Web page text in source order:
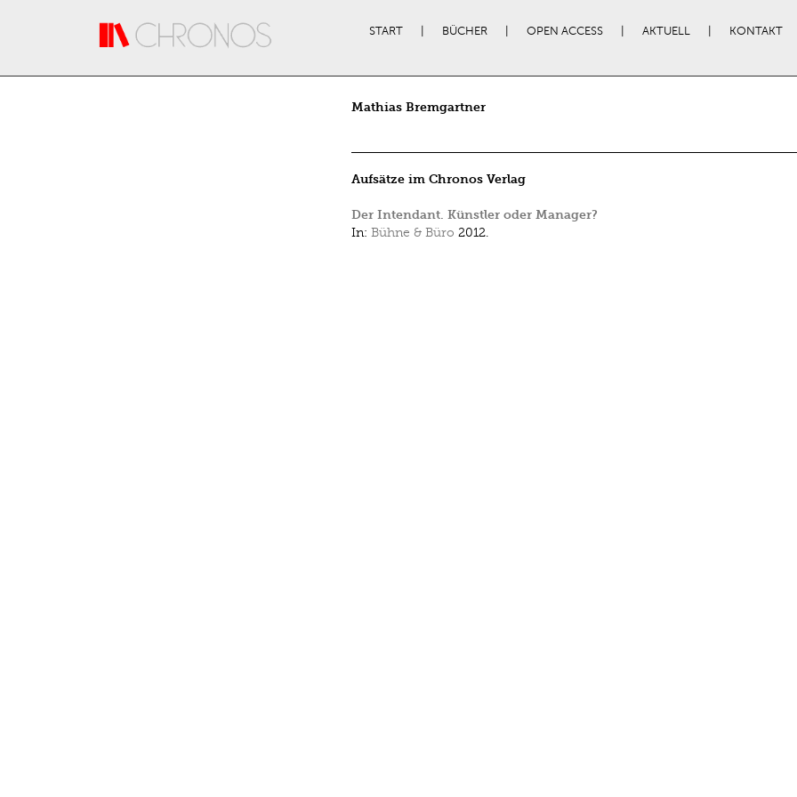
START BÜCHER OPEN ACCESS AKTUELL KONTAKT
Mathias Bremgartner
Aufsätze im Chronos Verlag
Der Intendant. Künstler oder Manager?
In: Bühne & Büro 2012.